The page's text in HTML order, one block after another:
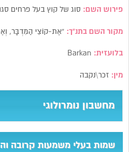
פירוש השם: סוג של קוץ בעל פרחים
מקור השם בתנ”ך:“אֶת-קוֹצֵי הַמִּדְבָּר,
בלועזית:
מין: זכר\נקבה
מחשבון נומרולוגי
שמות בעלי משמעות קרובה